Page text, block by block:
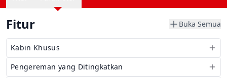
Fitur Buka Semua
Kabin Khusus
Pengereman yang Ditingkatkan